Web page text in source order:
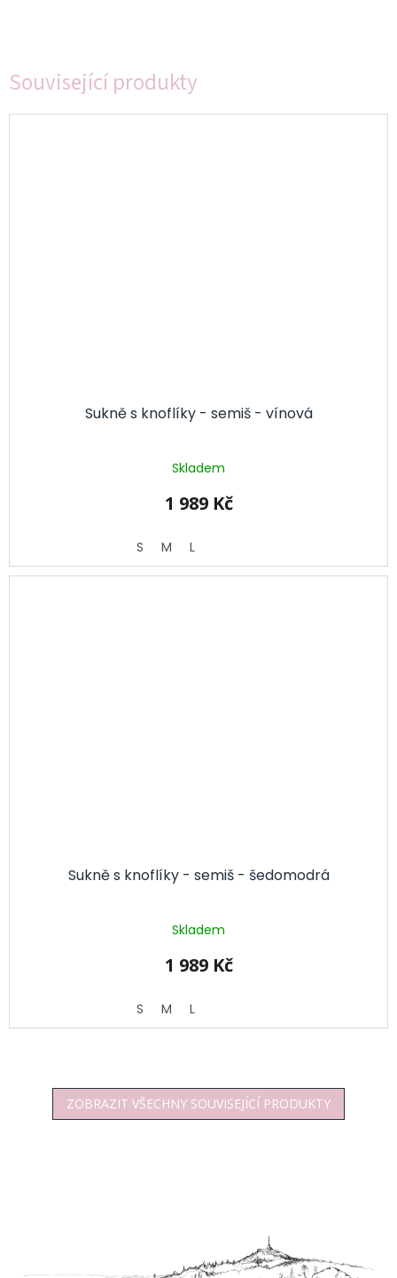
Související produkty
Sukně s knoflíky - semiš - vínová
Skladem
1 989 Kč
S M L
Sukně s knoflíky - semiš - šedomodrá
Skladem
1 989 Kč
S M L
ZOBRAZIT VŠECHNY SOUVISEJÍCÍ PRODUKTY